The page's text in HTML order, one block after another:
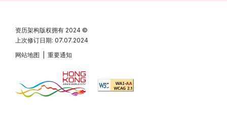
资历架构版权拥有 2024 ©
上次修订日期: 07.07.2024
网站地图
重要通知